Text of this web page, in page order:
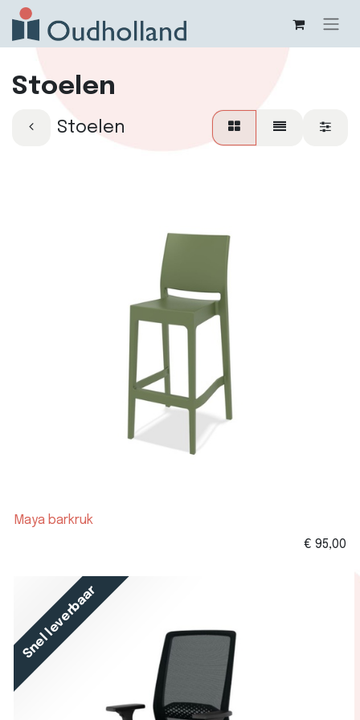
Stoelen
Stoelen
Maya barkruk
€ 95,00
Snel leverbaar